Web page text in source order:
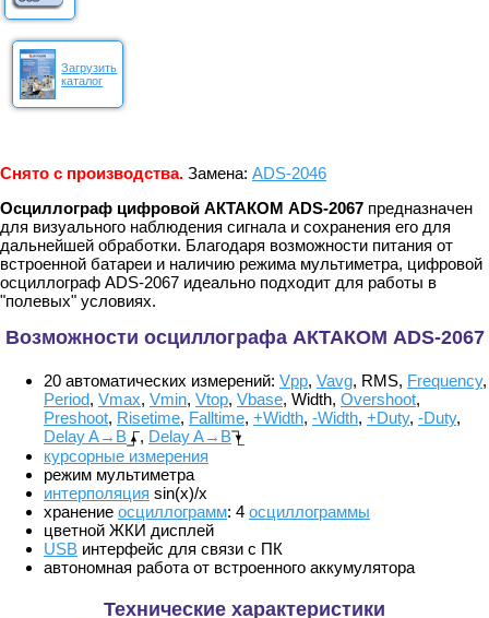
Загрузить
каталог
Снято с производства. Замена: ADS-2046
Осциллограф цифровой АКТАКОМ ADS-2067 предназначен
для визуального наблюдения сигнала и сохранения его для
дальнейшей обработки. Благодаря возможности питания от
встроенной батареи и наличию режима мультиметра, цифровой
осциллограф ADS-2067 идеально подходит для работы в
"полевых" условиях.
Возможности осциллографа АКТАКОМ ADS-2067
20 автоматических измерений: Vpp, Vavg, RMS, Frequency,
Period, Vmax, Vmin, Vtop, Vbase, Width, Overshoot,
Preshoot, Risetime, Falltime, +Width, -Width, +Duty, -Duty,
Delay A→B
, Delay A→B
курсорные измерения
режим мультиметра
интерполяция sin(x)/x
хранение осциллограмм: 4 осциллограммы
цветной ЖКИ дисплей
USB интерфейс для связи с ПК
автономная работа от встроенного аккумулятора
Технические характеристики